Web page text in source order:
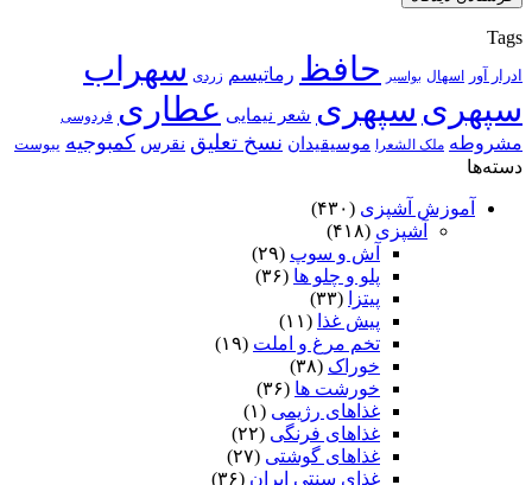
Tags
ادرار آور اسهال بواسیر حافظ رماتیسم زردی سهراب
سپهری سپهری شعر نیمایی عطاری فردوسی
مشروطه ملک الشعرا موسیقیدان نسخ تعلیق نقرس کمبوجیه یبوست
دسته‌ها
آموزش آشپزی (۴۳۰)
آشپزی (۴۱۸)
آش و سوپ (۲۹)
پلو و چلو ها (۳۶)
پیتزا
(۳۳)
پیش غذا (۱۱)
تخم مرغ و املت (۱۹)
خوراک (۳۸)
خورشت ها (۳۶)
غذاهای رژیمی (۱)
غذاهای فرنگی (۲۲)
غذاهای گوشتی (۲۷)
غذای سنتی ایران (۳۶)